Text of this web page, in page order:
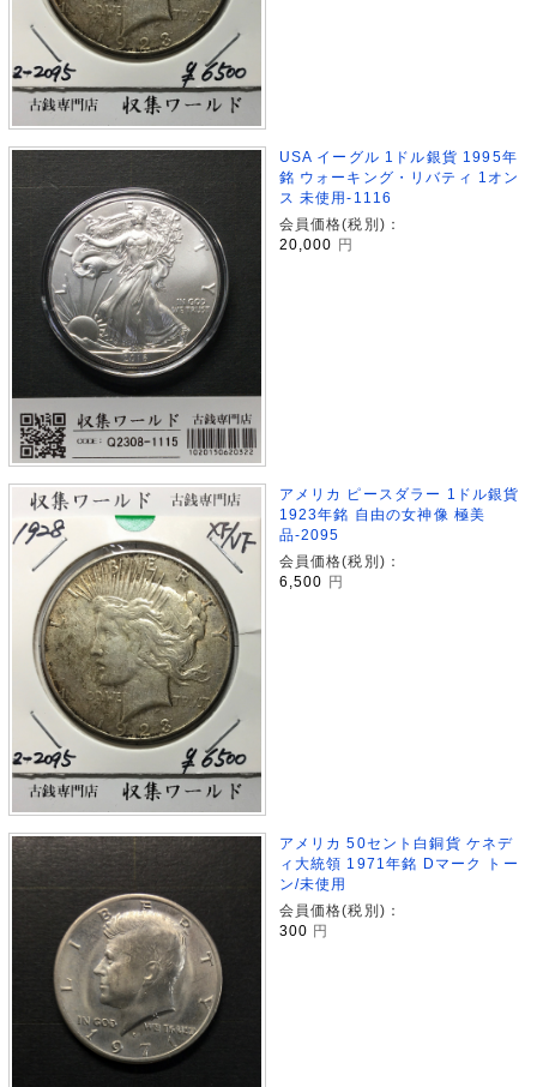
USA イーグル 1ドル銀貨 1995年
銘 ウォーキング・リバティ 1オン
ス 未使用-1116
会員価格(税別)：
20,000 円
アメリカ ピースダラー 1ドル銀貨
1923年銘 自由の女神像 極美
品-2095
会員価格(税別)：
6,500 円
アメリカ 50セント白銅貨 ケネデ
ィ大統領 1971年銘 Dマーク トー
ン/未使用
会員価格(税別)：
300 円